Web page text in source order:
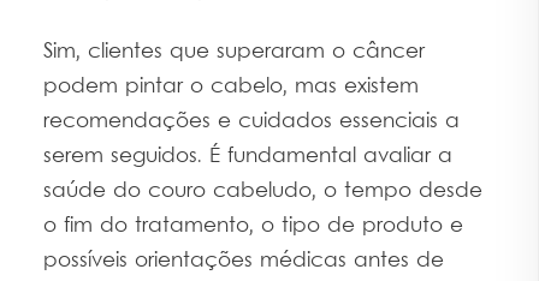
Sim, clientes que superaram o câncer
podem pintar o cabelo, mas existem
recomendações e cuidados essenciais a
serem seguidos. É fundamental avaliar a
saúde do couro cabeludo, o tempo desde
o fim do tratamento, o tipo de produto e
possíveis orientações médicas antes de